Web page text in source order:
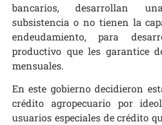
bancarios, desarrollan
subsistencia o no tienen la
endeudamiento, para
productivo que les garantice
mensuales.
En este gobierno decidieron
crédito agropecuario por
usuarios especiales de crédito